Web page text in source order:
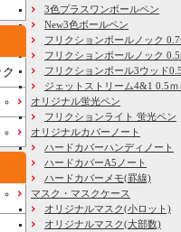
3色プラスワンボールペン
New3色ボールペン
フリクションボールノック
フリクションボールノック
フリクションボール3ウッド
ジェットストリーム4&1 0.5ｍ
オリジナル蛍光ペン
フリクションライト 蛍光ペン
オリジナルカバーノート
ハードカバーハンディノート
ハードカバーA5ノート
ハードカバーメモ(罫線)
マスク・マスクケース
オリジナルマスク(小ロット)
オリジナルマスク(大部数)